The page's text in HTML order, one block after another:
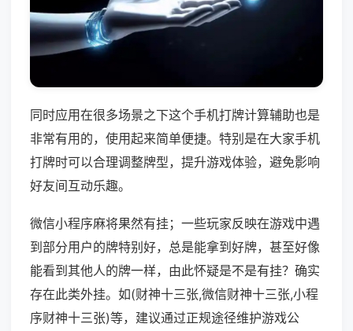
同时应用在很多场景之下这个手机打牌计算辅助也是
非常有用的，使用起来简单便捷。特别是在大家手机
打牌时可以合理调整牌型，提升游戏体验，避免影响
好友间互动乐趣。
微信小程序麻将果然有挂；一些玩家反映在游戏中遇
到部分用户的牌特别好，总是能拿到好牌，甚至好像
能看到其他人的牌一样，由此怀疑是不是有挂？确实
存在此类外挂。如(财神十三张,微信财神十三张,小程
序财神十三张)等，建议通过正规途径维护游戏公